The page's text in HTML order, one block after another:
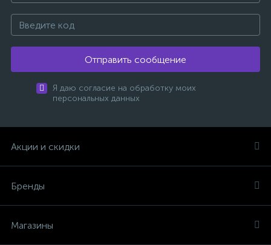
Отправить сообщение
Я даю согласие на обработку моих
персональных данных
Акции и скидки
Бренды
Магазины